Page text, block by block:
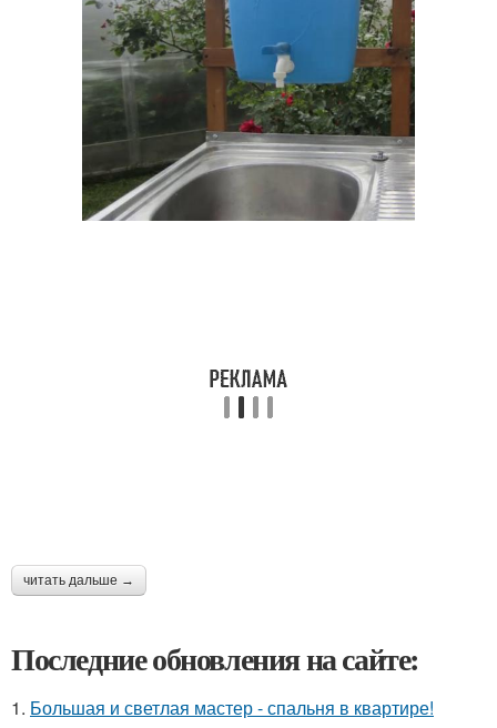
читать дальше →
Последние обновления на сайте:
1. Большая и светлая мастер - спальня в квартире!